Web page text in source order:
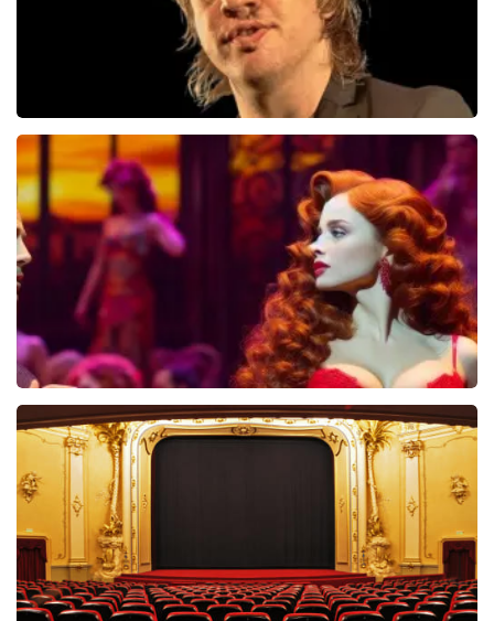
Jan Jaap Van Der Wal
49
BEKIJKEN
Pretty Woman
BEKIJKEN